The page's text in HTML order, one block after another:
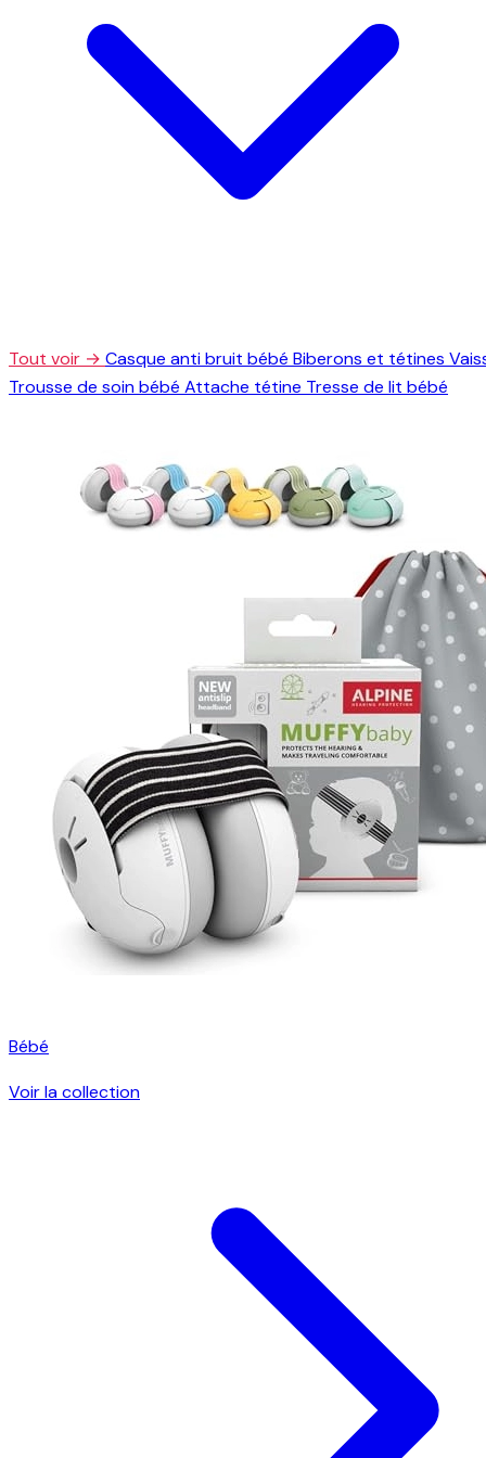
Tout voir → Casque anti bruit bébé Biberons et tétines
Trousse de soin bébé Attache tétine Tresse de lit bébé
Bébé
Voir la collection